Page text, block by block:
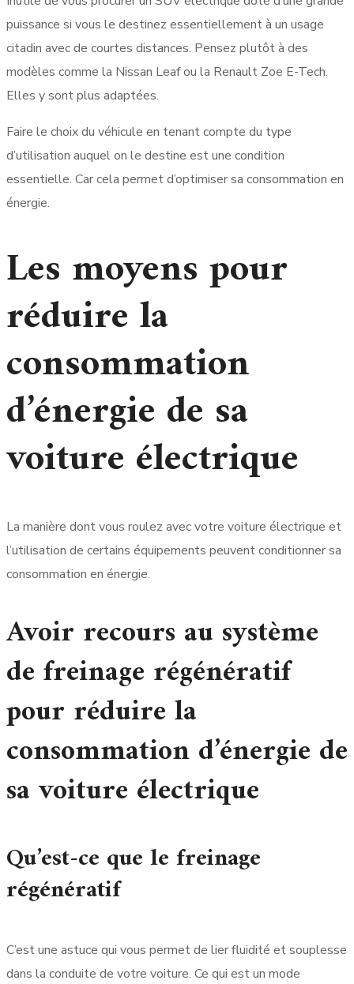
puissance si vous le destinez essentiellement à un usage
citadin avec de courtes distances. Pensez plutôt à des
modèles comme la Nissan Leaf ou la Renault Zoe E-Tech.
Elles y sont plus adaptées.
Faire le choix du véhicule en tenant compte du type
d’utilisation auquel on le destine est une condition
essentielle. Car cela permet d’optimiser sa consommation en
énergie.
Les moyens pour
réduire la
consommation
d’énergie de sa
voiture électrique
La manière dont vous roulez avec votre voiture électrique et
l’utilisation de certains équipements peuvent conditionner sa
consommation en énergie.
Avoir recours au système
de freinage régénératif
pour réduire la
consommation d’énergie de
sa voiture électrique
Qu’est-ce que le freinage
régénératif
C’est une astuce qui vous permet de lier fluidité et souplesse
dans la conduite de votre voiture. Ce qui est un mode